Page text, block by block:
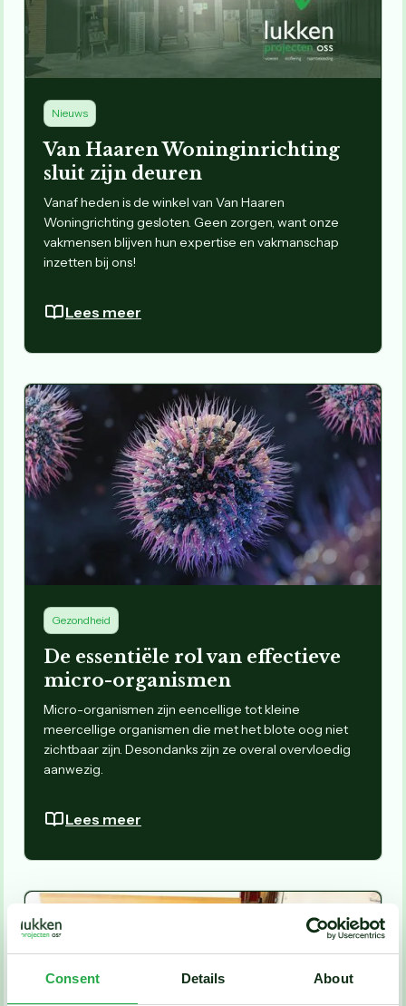
Consent Details About
Nieuws
Van Haaren Woninginrichting
sluit zijn deuren
Vanaf heden is de winkel van Van Haaren
Woningrichting gesloten. Geen zorgen, want onze
vakmensen blijven hun expertise en vakmanschap
inzetten bij ons!
Lees meer
Gezondheid
De essentiële rol van effectieve
micro-organismen
Micro-organismen zijn eencellige tot kleine
meercellige organismen die met het blote oog niet
zichtbaar zijn. Desondanks zijn ze overal overvloedig
aanwezig.
Lees meer